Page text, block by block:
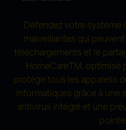
Défendez votre système
malveillantes qui
téléchargements et le
HomeCareTM, optimisé
protège tous les appareils
informatiques grâce à une
antivirus intégré et une
pointe.